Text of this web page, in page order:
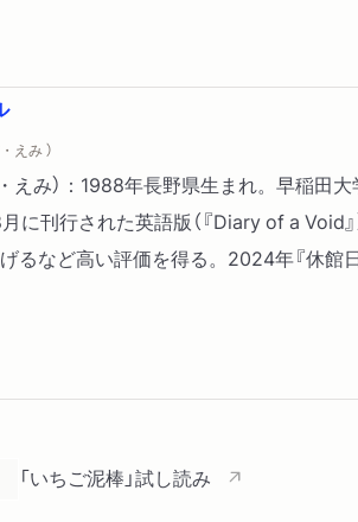
えみ ）
えみ）：1988年長野県生まれ。早稲
に刊行された英語版（『Diary of a Void
るなど高い評価を得る。2024年『休館
「いちご泥棒」試し読み